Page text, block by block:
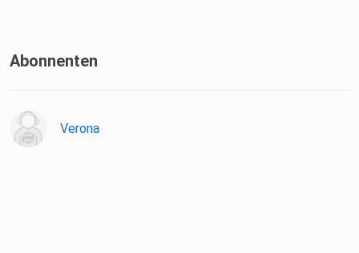
Abonnenten
Verona